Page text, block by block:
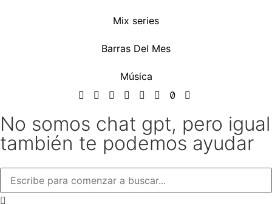
Mix series
Barras Del Mes
Música
No somos chat gpt, pero igual
también te podemos ayudar